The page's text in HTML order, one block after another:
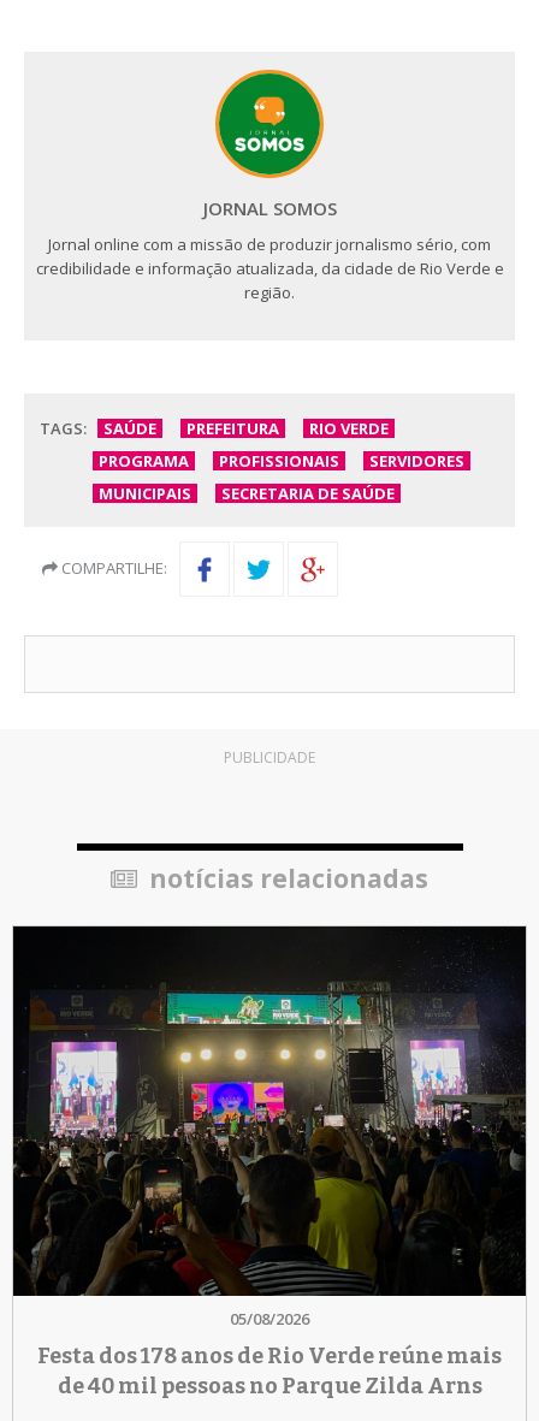
JORNAL SOMOS
Jornal online com a missão de produzir jornalismo sério, com
credibilidade e informação atualizada, da cidade de Rio Verde e
região.
TAGS: SAÚDE PREFEITURA
RIO VERDE
PROGRAMA
PROFISSIONAIS
SERVIDORES
MUNICIPAIS
SECRETARIA DE SAÚDE
COMPARTILHE:
PUBLICIDADE
notícias relacionadas
05/08/2026
Festa dos 178 anos de Rio Verde reúne mais
de 40 mil pessoas no Parque Zilda Arns